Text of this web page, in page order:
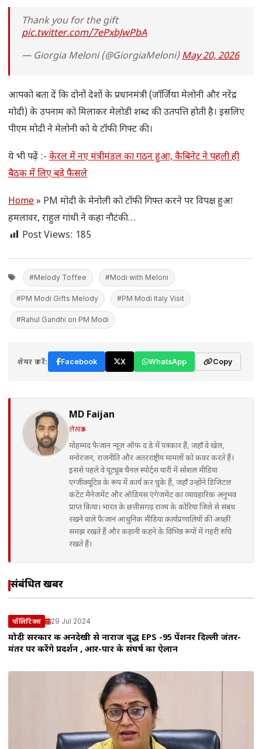
Thank you for the gift
pic.twitter.com/7ePxbJwPbA
— Giorgia Meloni (@GiorgiaMeloni)May 20, 2026
आपको बता दें कि दोनों देशों के प्रधानमंत्री (जॉर्जिया मेलोनी और नरेंद्र
मोदी) के उपनाम को मिलाकर मेलोडी शब्द की उतपत्ति होती है। इसलिए
पीएम मोदी ने मेलोनी को ये टॉफी गिफ्ट की।
ये भी पढ़ें :- केरल में नए मंत्रीमंडल का गठन हुआ, कैबिनेट ने पहली ही
बैठक में लिए बड़े फैसले
Home» PM मोदी के मेनोली को टॉफी गिफ्त करने पर विपक्ष हुआ
हमलावर, राहुल गांधी ने कहा नौटंकी…
Post Views: 185
#Melody Toffee #Modi with Meloni
#PM Modi Gifts Melody #PM Modi Italy Visit
#Rahul Gandhi on PM Modi
शेयर करें: Facebook X WhatsApp Copy
MD Faijan
लेखक
मोहम्मद फैजान न्यूज़ ऑफ द डे में पत्रकार हैं, जहाँ वे खेल,
मनोरंजन, राजनीति और अंतरराष्ट्रीय मामलों को कवर करते हैं।
इससे पहले वे यूट्यूब चैनल स्पोर्ट्स यारी में सोशल मीडिया
एग्जीक्यूटिव के रूप में कार्य कर चुके हैं, जहाँ उन्होंने डिजिटल
कंटेंट मैनेजमेंट और ऑडियंस एंगेजमेंट का व्यावहारिक अनुभव
प्राप्त किया। भारत के छत्तीसगढ़ राज्य के कोरिया जिले से संबंध
रखने वाले फैजान आधुनिक मीडिया कार्यप्रणालियों की अच्छी
समझ रखते हैं और कहानी कहने के विभिन्न रूपों में गहरी रुचि
रखते हैं।
संबंधित खबरें
पॉलिटिक्स 29 Jul 2024
मोदी सरकार की अनदेखी से नाराज वृद्ध EPS -95 पेंशनर दिल्ली जंतर-
मंतर पर करेंगे प्रदर्शन , आर-पार के संघर्ष का ऐलान